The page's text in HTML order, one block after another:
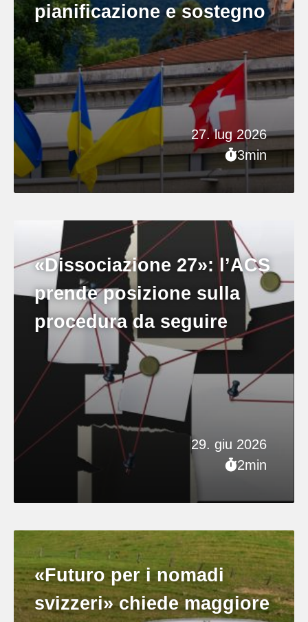
27. lug 2026
3min
pianificazione e sostegno
29. giu 2026
2min
«Dissociazione 27»: l’ACS
prende posizione sulla
procedura da seguire
«Futuro per i nomadi
svizzeri» chiede maggiore